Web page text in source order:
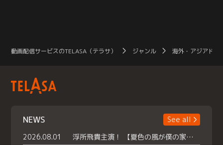
動画配信サービスのTELASA（テラサ） ジャンル 海外・アジアドラ
NEWS
See all
2026.08.01
浮所飛貴主演！ 【夏色の風が僕の家にやってきた】 本日よりテラサで独占配信スタート！